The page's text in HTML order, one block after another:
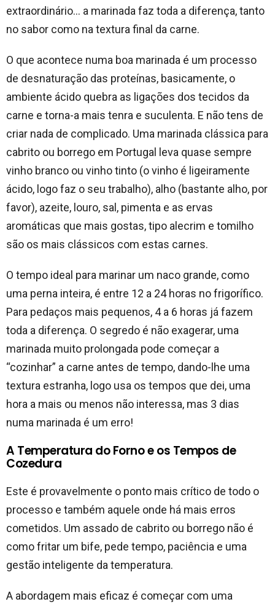
extraordinário… a marinada faz toda a diferença, tanto
no sabor como na textura final da carne.
O que acontece numa boa marinada é um processo
de desnaturação das proteínas, basicamente, o
ambiente ácido quebra as ligações dos tecidos da
carne e torna-a mais tenra e suculenta. E não tens de
criar nada de complicado. Uma marinada clássica para
cabrito ou borrego em Portugal leva quase sempre
vinho branco ou vinho tinto (o vinho é ligeiramente
ácido, logo faz o seu trabalho), alho (bastante alho, por
favor), azeite, louro, sal, pimenta e as ervas
aromáticas que mais gostas, tipo alecrim e tomilho
são os mais clássicos com estas carnes.
O tempo ideal para marinar um naco grande, como
uma perna inteira, é entre 12 a 24 horas no frigorífico.
Para pedaços mais pequenos, 4 a 6 horas já fazem
toda a diferença. O segredo é não exagerar, uma
marinada muito prolongada pode começar a
“cozinhar” a carne antes de tempo, dando-lhe uma
textura estranha, logo usa os tempos que dei, uma
hora a mais ou menos não interessa, mas 3 dias
numa marinada é um erro!
A Temperatura do Forno e os Tempos de
Cozedura
Este é provavelmente o ponto mais crítico de todo o
processo e também aquele onde há mais erros
cometidos. Um assado de cabrito ou borrego não é
como fritar um bife, pede tempo, paciência e uma
gestão inteligente da temperatura.
A abordagem mais eficaz é começar com uma